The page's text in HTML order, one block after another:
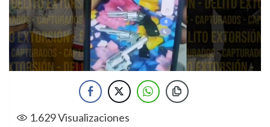
1.629Visualizaciones